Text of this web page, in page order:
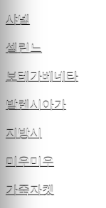
샤넬
셀린느
보테가베네타
발렌시아가
지방시
미우미우
가죽자켓